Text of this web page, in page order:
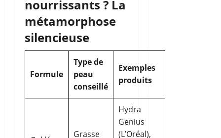
nourrissants ? La
métamorphose
silencieuse
Formule
Type de
peau
conseillé
Exemples
produits
Grasse
Hydra
Genius
(L’Oréal),